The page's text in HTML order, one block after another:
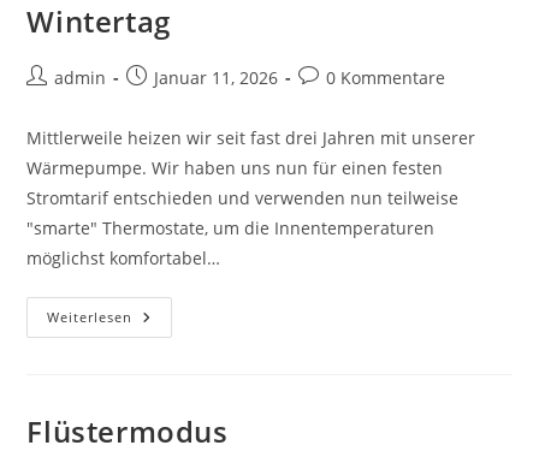
Wintertag
Beitrags-
admin
BeitragJanuar 11, 2026
Beitrags-
0 Kommentare
Mittlerweile heizen wir seit fast drei Jahren mit unserer
Wärmepumpe. Wir haben uns nun für einen festen
Stromtarif entschieden und verwenden nun teilweise
"smarte" Thermostate, um die Innentemperaturen
möglichst komfortabel…
Weiterlesen Wintertag
Flüstermodus